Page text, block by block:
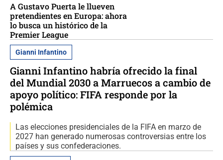
A Gustavo Puerta le llueven
pretendientes en Europa: ahora
lo busca un histórico de la
Premier League
Gianni Infantino
Gianni Infantino habría ofrecido la final
del Mundial 2030 a Marruecos a cambio de
apoyo político: FIFA responde por la
polémica
Las elecciones presidenciales de la FIFA en marzo de
2027 han generado numerosas controversias entre los
países y sus confederaciones.